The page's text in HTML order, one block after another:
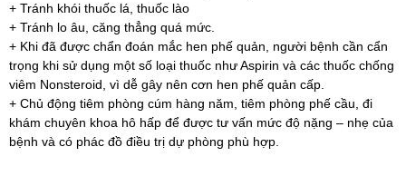
+ Tránh khói thuốc lá, thuốc lào
+ Tránh lo âu, căng thẳng quá mức.
+ Khi đã được chẩn đoán mắc hen phế quản, người bệnh cần cẩn
trọng khi sử dụng một số loại thuốc như Aspirin và các thuốc chống
viêm Nonsteroid, vì dễ gây nên cơn hen phế quản cấp.
+ Chủ động tiêm phòng cúm hàng năm, tiêm phòng phế cầu, đi
khám chuyên khoa hô hấp để được tư vấn mức độ nặng – nhẹ của
bệnh và có phác đồ điều trị dự phòng phù hợp.